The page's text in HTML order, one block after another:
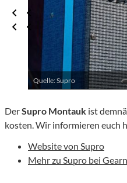
Quelle: Supro
DerSupro Montauk ist
kosten. Wir informieren euch
Website von Supro
Mehr zu Supro bei